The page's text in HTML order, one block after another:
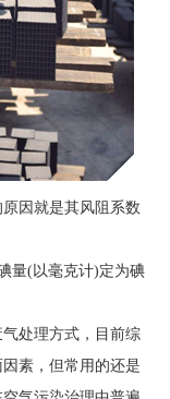
因就是其风阻系数
量(以毫克计)定为碘
处理方式，目前综
素，但常用的还是